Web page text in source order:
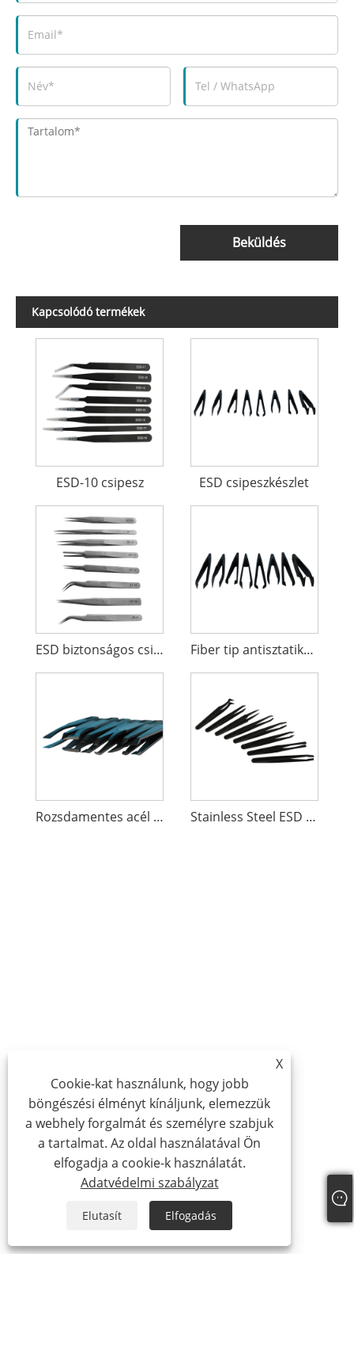
Beküldés
Kapcsolódó termékek
ESD-10 csipesz ESD csipeszkészlet
ESD biztonságos csipesz Fiber tip antisztatikus csipesz
Rozsdamentes acél antisztatikus csipeszkészlet Stainless Steel ESD Anti-Static Tweezers
X
Cookie-kat használunk, hogy jobb
böngészési élményt kínáljunk, elemezzük
a webhely forgalmát és személyre szabjuk
a tartalmat. Az oldal használatával Ön
elfogadja a cookie-k használatát.
Adatvédelmi szabályzat
Elutasít Elfogadás